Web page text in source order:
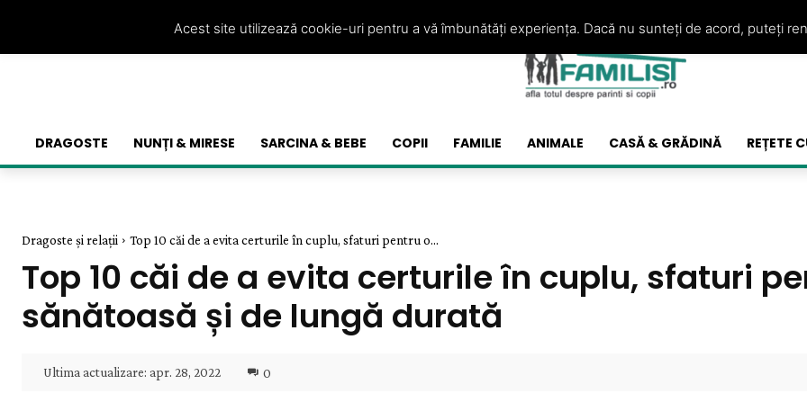
DRAGOSTE NUNȚI & MIRESE SARCINA & BEBE COPII FAMILIE ANIMALE CASĂ & GRĂDINĂ REȚETE
Dragoste și relații Top 10 căi de a evita certurile în cuplu, sfaturi pentru o...
Top 10 căi de a evita certurile în cuplu, sfaturi
sănătoasă și de lungă durată
Ultima actualizare: apr. 28, 2022 0
Acest site utilizează cookie-uri pentru a vă îmbunătăți experiența. Dacă nu sunteți de acord, puteți